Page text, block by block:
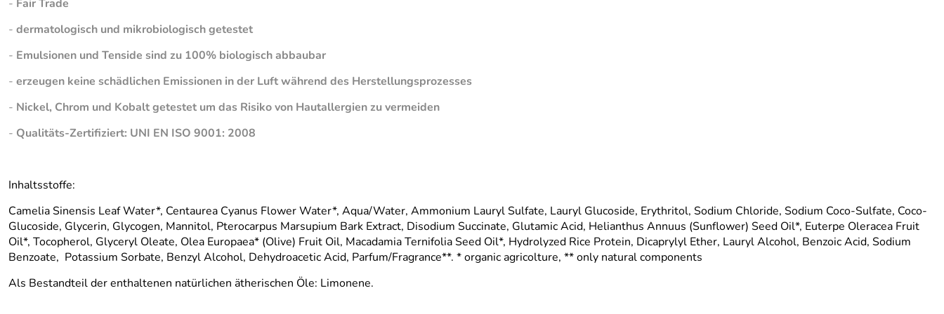
- Fair Trade
- dermatologisch und mikrobiologisch getestet
- Emulsionen und Tenside sind zu 100% biologisch abbaubar
- erzeugen keine schädlichen Emissionen in der Luft während des Herstellungsprozesses
- Nickel, Chrom und Kobalt getestet um das Risiko von Hautallergien zu vermeiden
- Qualitäts-Zertifiziert: UNI EN ISO 9001: 2008
Inhaltsstoffe:
Camelia Sinensis Leaf Water*, Centaurea Cyanus Flower Water*, Aqua/Water, Ammonium Lauryl Sulfate, Lauryl Glucoside, Erythritol, Sodium Chloride, Sodium Coco-Sulfate, Coco-
Glucoside, Glycerin, Glycogen, Mannitol, Pterocarpus Marsupium Bark Extract, Disodium Succinate, Glutamic Acid, Helianthus Annuus (Sunflower) Seed Oil*, Euterpe Oleracea Fruit
Oil*, Tocopherol, Glyceryl Oleate, Olea Europaea* (Olive) Fruit Oil, Macadamia Ternifolia Seed Oil*, Hydrolyzed Rice Protein, Dicaprylyl Ether, Lauryl Alcohol, Benzoic Acid, Sodium
Benzoate, Potassium Sorbate, Benzyl Alcohol, Dehydroacetic Acid, Parfum/Fragrance**. * organic agricolture, ** only natural components
Als Bestandteil der enthaltenen natürlichen ätherischen Öle: Limonene.